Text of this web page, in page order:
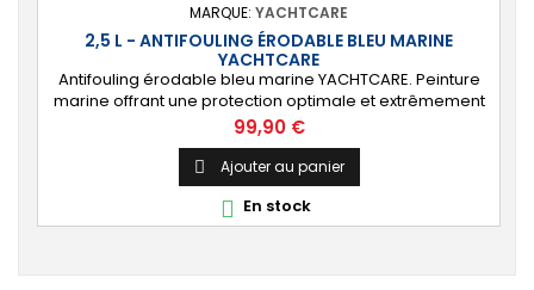
MARQUE: YACHTCARE
2,5 L - ANTIFOULING ÉRODABLE BLEU MARINE
YACHTCARE
Antifouling érodable bleu marine YACHTCARE. Peinture
marine offrant une protection optimale et extrêmement
durable de la carène pour les bateaux jusqu’à 25
nœuds. ⚙️ [Tout support] Protège toutes les coques en
polyester, bois et acier contre les salissures. Ne convient
PAS à l’aluminium et aux alliages légers. 🔝 [Haute
protection] Matrice lisse permettant...
Prix
99,90 €
 Ajouter au panier
 En stock